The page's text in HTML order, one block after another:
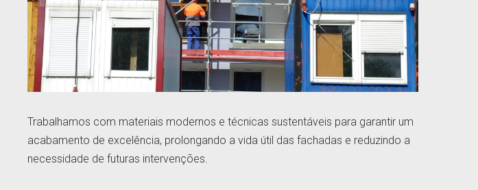
Trabalhamos com materiais modernos e técnicas sustentáveis para garantir um
acabamento de excelência, prolongando a vida útil das fachadas e reduzindo a
necessidade de futuras intervenções.